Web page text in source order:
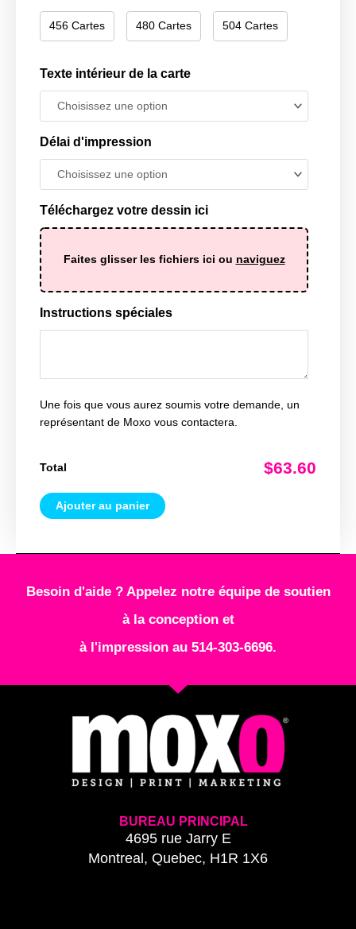
456 Cartes 480 Cartes 504 Cartes
Texte intérieur de la carte
Délai d'impression
Téléchargez votre dessin ici
Faites glisser les fichiers ici ou naviguez
Instructions spéciales
Une fois que vous aurez soumis votre demande, un
représentant de Moxo vous contactera.
Total $63.60
Ajouter au panier
Besoin d'aide ? Appelez notre équipe de soutien
à la conception et
à l'impression au 514-303-6696.
BUREAU PRINCIPAL
4695 rue Jarry E
Montreal, Quebec, H1R 1X6